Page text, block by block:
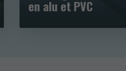
en alu et PVC